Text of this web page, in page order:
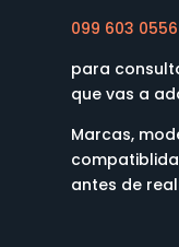
099 603 0556
para
que vas a
Marcas,
antes de